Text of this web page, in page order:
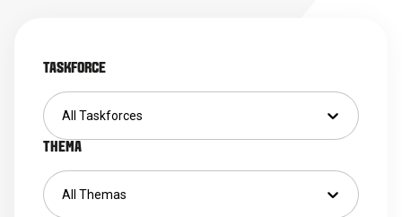
TASKFORCE
All Taskforces
THEMA
All Themas